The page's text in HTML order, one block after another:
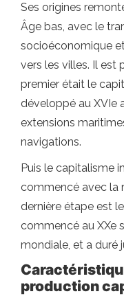
Ses origines
Âge bas, avec le
socioéconomique
vers les villes. Il est
premier était le
développé au XVIe
extensions
navigations.
Puis le capitalisme
commencé avec la
dernière étape est
commencé au XXe
mondiale, et a duré
production